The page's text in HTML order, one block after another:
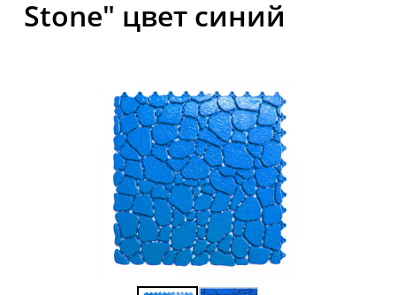
Stone" цвет синий